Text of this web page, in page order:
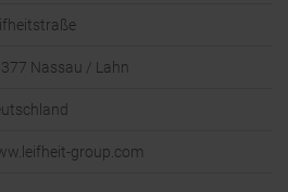
Nassau / Lahn
group.com